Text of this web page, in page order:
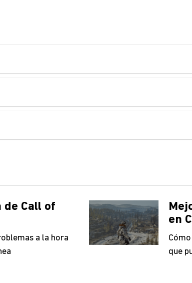
de Call of
a la hora
en
que